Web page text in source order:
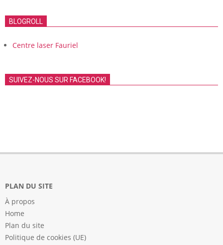
BLOGROLL
Centre laser Fauriel
SUIVEZ-NOUS SUR FACEBOOK!
PLAN DU SITE
À propos
Home
Plan du site
Politique de cookies (UE)